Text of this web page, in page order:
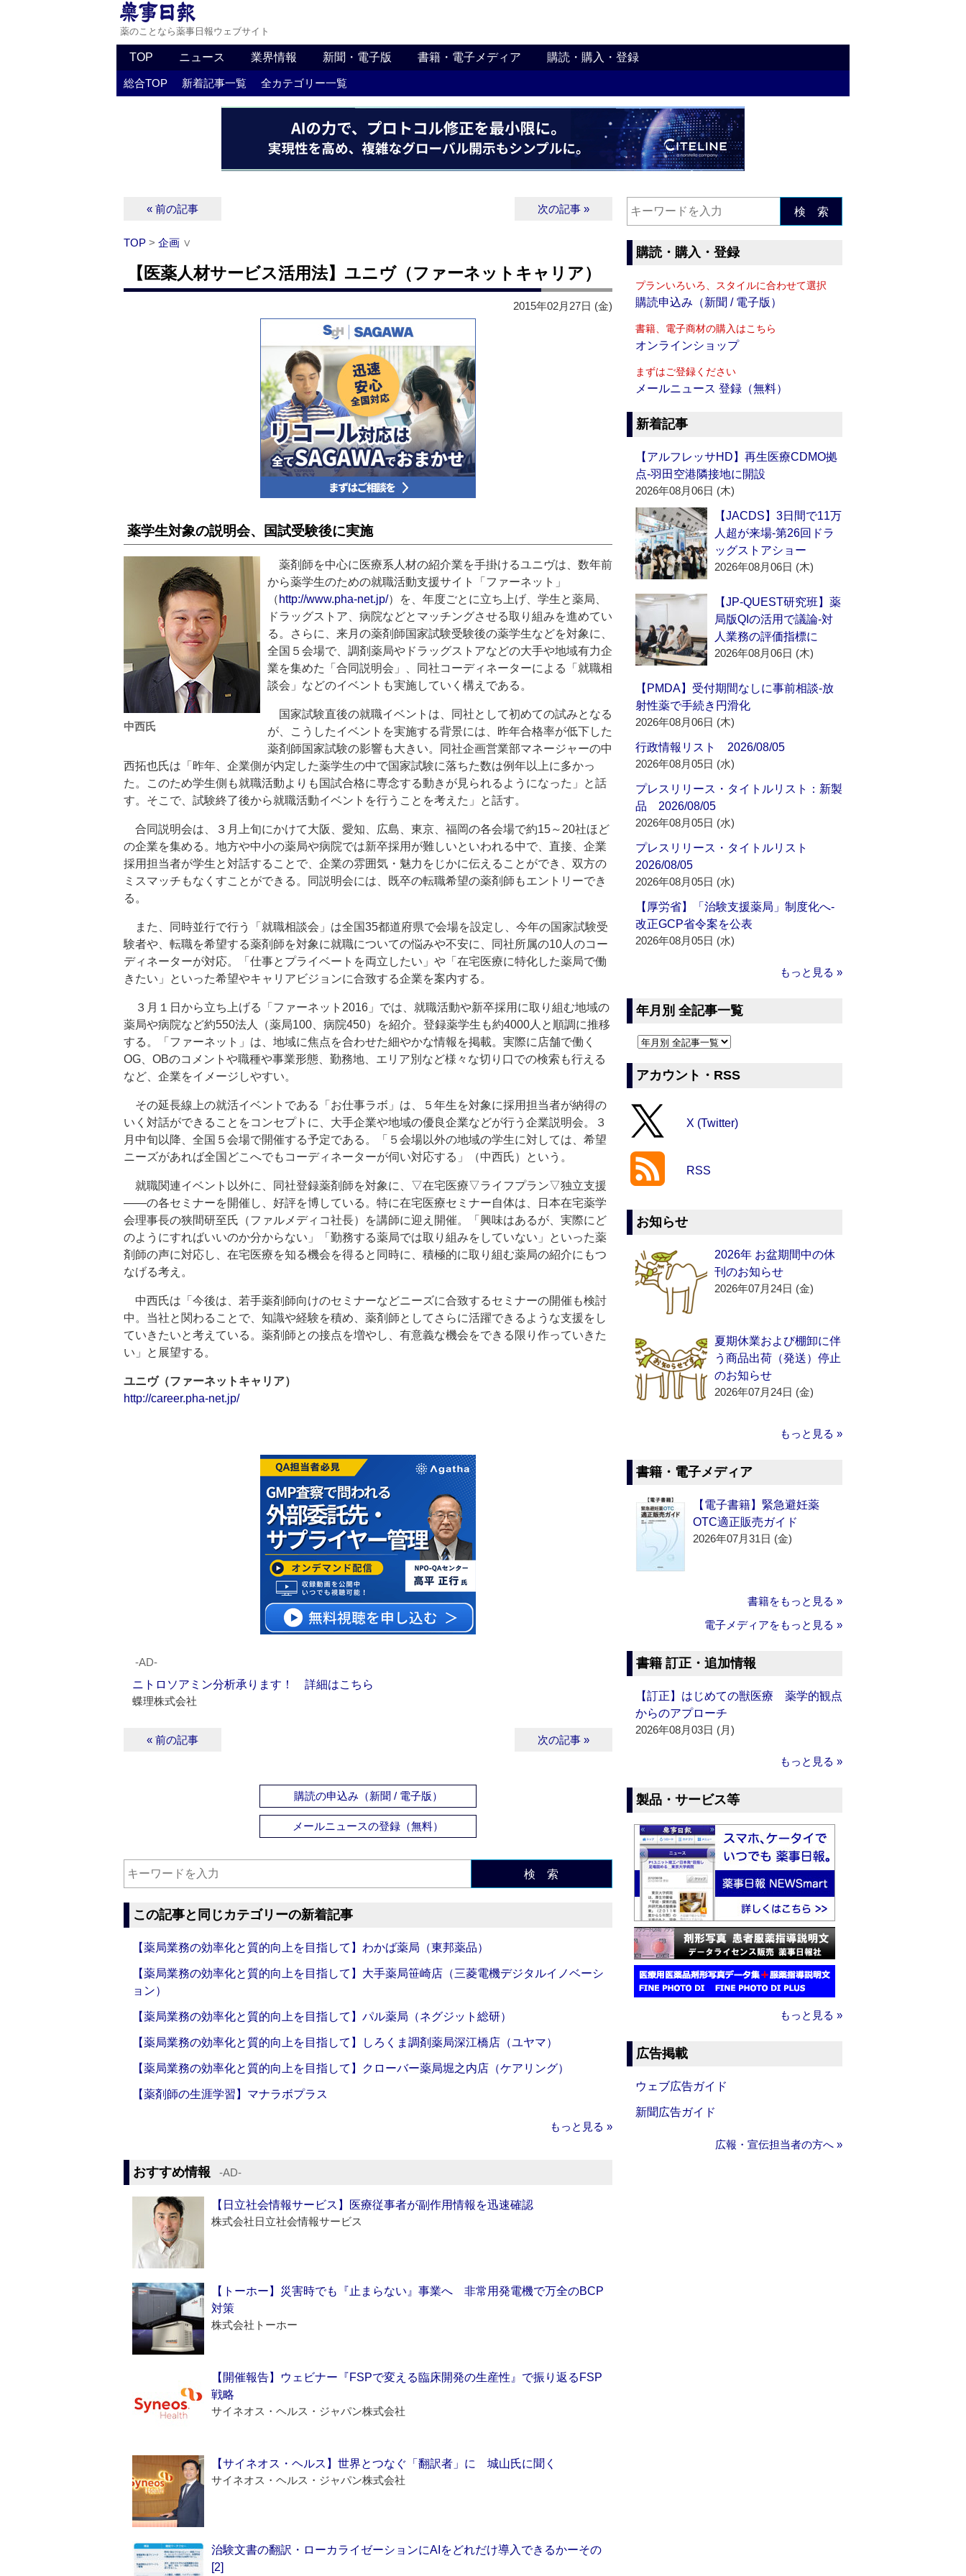
薬のことなら薬事日報ウェブサイト
TOP ニュース 業界情報 新聞・電子版 書籍・電子メディア 購読・購入・登録
総合TOP 新着記事一覧 全カテゴリー一覧
« 前の記事 次の記事 »
TOP > 企画 ∨
【医薬人材サービス活用法】ユニヴ（ファーネットキャリア）
2015年02月27日 (金)
薬学生対象の説明会、国試受験後に実施
中西氏
薬剤師を中心に医療系人材の紹介業を手掛けるユニヴは、数年前
から薬学生のための就職活動支援サイト「ファーネット」
（ http://www.pha-net.jp/）を、年度ごとに立ち上げ、学生と薬局、
ドラッグストア、病院などとマッチングさせる取り組みを進めてい
る。さらに、来月の薬剤師国家試験受験後の薬学生などを対象に、
全国５会場で、調剤薬局やドラッグストアなどの大手や地域有力企
業を集めた「合同説明会」、同社コーディネーターによる「就職相
談会」などのイベントも実施していく構えである。
国家試験直後の就職イベントは、同社として初めての試みとなる
が、こうしたイベントを実施する背景には、昨年合格率が低下した
薬剤師国家試験の影響も大きい。同社企画営業部マネージャーの中
西拓也氏は「昨年、企業側が内定した薬学生の中で国家試験に落ちた数は例年以上に多かっ
た。このため学生側も就職活動よりも国試合格に専念する動きが見られるようになった」と話
す。そこで、試験終了後から就職活動イベントを行うことを考えた」と話す。
合同説明会は、３月上旬にかけて大阪、愛知、広島、東京、福岡の各会場で約15～20社ほど
の企業を集める。地方や中小の薬局や病院では新卒採用が難しいといわれる中で、直接、企業
採用担当者が学生と対話することで、企業の雰囲気・魅力をじかに伝えることができ、双方の
ミスマッチもなくすことができる。同説明会には、既卒の転職希望の薬剤師もエントリーでき
る。
また、同時並行で行う「就職相談会」は全国35都道府県で会場を設定し、今年の国家試験受
験者や、転職を希望する薬剤師を対象に就職についての悩みや不安に、同社所属の10人のコー
ディネーターが対応。「仕事とプライベートを両立したい」や「在宅医療に特化した薬局で働
きたい」といった希望やキャリアビジョンに合致する企業を案内する。
３月１日から立ち上げる「ファーネット2016」では、就職活動や新卒採用に取り組む地域の
薬局や病院など約550法人（薬局100、病院450）を紹介。登録薬学生も約4000人と順調に推移
する。「ファーネット」は、地域に焦点を合わせた細やかな情報を掲載。実際に店舗で働く
OG、OBのコメントや職種や事業形態、勤務地、エリア別など様々な切り口での検索も行える
など、企業をイメージしやすい。
その延長線上の就活イベントである「お仕事ラボ」は、５年生を対象に採用担当者が納得の
いく対話ができることをコンセプトに、大手企業や地域の優良企業などが行う企業説明会。３
月中旬以降、全国５会場で開催する予定である。「５会場以外の地域の学生に対しては、希望
ニーズがあれば全国どこへでもコーディネーターが伺い対応する」（中西氏）という。
就職関連イベント以外に、同社登録薬剤師を対象に、▽在宅医療▽ライフプラン▽独立支援
――の各セミナーを開催し、好評を博している。特に在宅医療セミナー自体は、日本在宅薬学
会理事長の狭間研至氏（ファルメディコ社長）を講師に迎え開催。「興味はあるが、実際にど
のようにすればいいのか分からない」「勤務する薬局では取り組みをしていない」といった薬
剤師の声に対応し、在宅医療を知る機会を得ると同時に、積極的に取り組む薬局の紹介にもつ
なげる考え。
中西氏は「今後は、若手薬剤師向けのセミナーなどニーズに合致するセミナーの開催も検討
中。当社と関わることで、知識や経験を積め、薬剤師としてさらに活躍できるような支援をし
ていきたいと考えている。薬剤師との接点を増やし、有意義な機会をできる限り作っていきた
い」と展望する。
ユニヴ（ファーネットキャリア）
http://career.pha-net.jp/
‐AD‐
ニトロソアミン分析承ります！ 詳細はこちら
蝶理株式会社
« 前の記事 次の記事 »
購読の申込み（新聞 / 電子版）
メールニュースの登録（無料）
検 索
この記事と同じカテゴリーの新着記事
【薬局業務の効率化と質的向上を目指して】わかば薬局（東邦薬品）
【薬局業務の効率化と質的向上を目指して】大手薬局笹崎店（三菱電機デジタルイノベーシ
ョン）
【薬局業務の効率化と質的向上を目指して】パル薬局（ネグジット総研）
【薬局業務の効率化と質的向上を目指して】しろくま調剤薬局深江橋店（ユヤマ）
【薬局業務の効率化と質的向上を目指して】クローバー薬局堀之内店（ケアリング）
【薬剤師の生涯学習】マナラボプラス
もっと見る »
おすすめ情報 ‐AD‐
【日立社会情報サービス】医療従事者が副作用情報を迅速確認
株式会社日立社会情報サービス
【トーホー】災害時でも『止まらない』事業へ 非常用発電機で万全のBCP
対策
株式会社トーホー
【開催報告】ウェビナー『FSPで変える臨床開発の生産性』で振り返るFSP
戦略
サイネオス・ヘルス・ジャパン株式会社
【サイネオス・ヘルス】世界とつなぐ「翻訳者」に 城山氏に聞く
サイネオス・ヘルス・ジャパン株式会社
治験文書の翻訳・ローカライゼーションにAIをどれだけ導入できるかーその
[2]
検 索
購読・購入・登録
プランいろいろ、スタイルに合わせて選択
購読申込み（新聞 / 電子版）
書籍、電子商材の購入はこちら
オンラインショップ
まずはご登録ください
メールニュース 登録（無料）
新着記事
【アルフレッサHD】再生医療CDMO拠
点‐羽田空港隣接地に開設
2026年08月06日 (木)
【JACDS】3日間で11万
人超が来場‐第26回ドラ
ッグストアショー
2026年08月06日 (木)
【JP-QUEST研究班】薬
局版QIの活用で議論‐対
人業務の評価指標に
2026年08月06日 (木)
【PMDA】受付期間なしに事前相談‐放
射性薬で手続き円滑化
2026年08月06日 (木)
行政情報リスト 2026/08/05
2026年08月05日 (水)
プレスリリース・タイトルリスト：新製
品 2026/08/05
2026年08月05日 (水)
プレスリリース・タイトルリスト
2026/08/05
2026年08月05日 (水)
【厚労省】「治験支援薬局」制度化へ‐
改正GCP省令案を公表
2026年08月05日 (水)
もっと見る »
年月別 全記事一覧
アカウント・RSS
X (Twitter)
RSS
お知らせ
2026年 お盆期間中の休
刊のお知らせ
2026年07月24日 (金)
夏期休業および棚卸に伴
う商品出荷（発送）停止
のお知らせ
2026年07月24日 (金)
もっと見る »
書籍・電子メディア
【電子書籍】緊急避妊薬
OTC適正販売ガイド
2026年07月31日 (金)
書籍をもっと見る »
電子メディアをもっと見る »
書籍 訂正・追加情報
【訂正】はじめての獣医療 薬学的観点
からのアプローチ
2026年08月03日 (月)
もっと見る »
製品・サービス等
もっと見る »
広告掲載
ウェブ広告ガイド
新聞広告ガイド
広報・宣伝担当者の方へ »